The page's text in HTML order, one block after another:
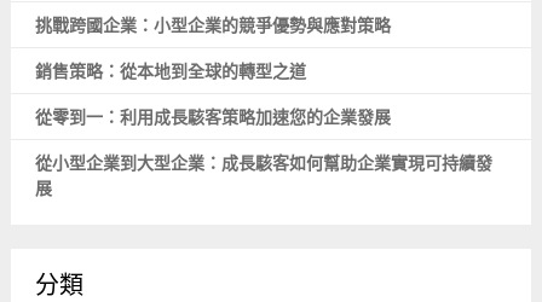
挑戰跨國企業：小型企業的競爭優勢與應對策略
銷售策略：從本地到全球的轉型之道
從零到一：利用成長駭客策略加速您的企業發展
從小型企業到大型企業：成長駭客如何幫助企業實現可持續發
展
分類